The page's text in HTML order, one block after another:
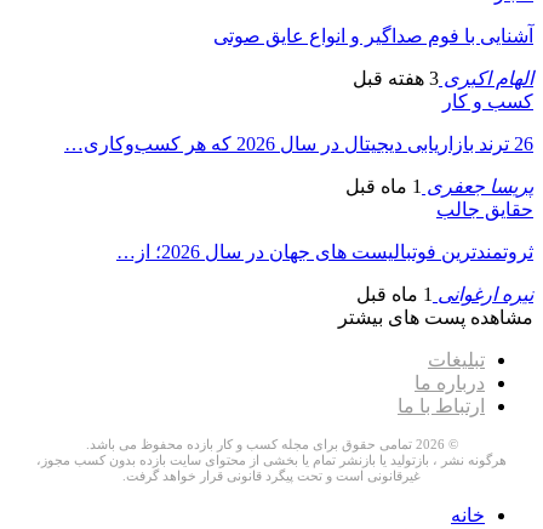
آشنایی با فوم صداگیر و انواع عایق صوتی
الهام اکبری 3 هفته قبل
کسب و کار
26 ترند بازاریابی دیجیتال در سال 2026 که هر کسب‌وکاری…
پریسا جعفری 1 ماه قبل
حقایق جالب
ثروتمندترین فوتبالیست های جهان در سال 2026؛ از…
نیره ارغوانی 1 ماه قبل
مشاهده پست های بیشتر
تبلیغات
درباره ما
ارتباط با ما
© 2026 تمامی حقوق برای مجله کسب و کار بازده محفوظ می باشد.
هرگونه نشر ، بازتولید یا بازنشر تمام یا بخشی از محتوای سایت بازده بدون کسب مجوز،
غیرقانونی است و تحت پیگرد قانونی قرار خواهد گرفت.
خانه